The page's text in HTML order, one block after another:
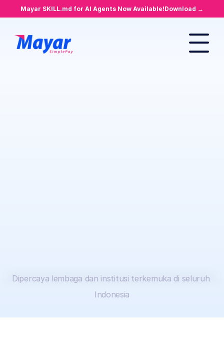
Mayar SKILL.md for AI Agents Now Available!Download →
Dipercaya 149.969+ Bisnis
Dipercaya lembaga dan institusi terkemuka di seluruh
Indonesia